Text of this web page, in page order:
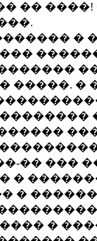
��
�
�����. �
�� ���
�
�
�